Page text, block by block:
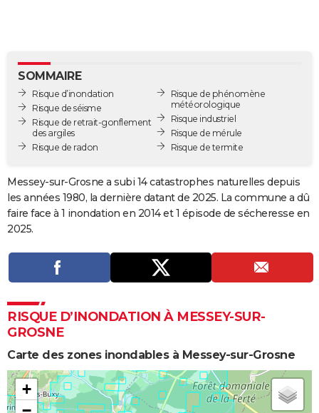
BONS PLANS
CARTE DE VOEUX
Carte de Noël
Carte Bonne année
Carte Saint-Valentin
Carte Pâques
Carte d'anniversaire
DICTIONNAIRE
COPAINS D'AVANT
S'inscrire
Se connecter
Lycées
Collèges
Primaires
Universités
Entreprises
Service militaire
Avis de recherche
AVIS DE DÉCÈS
SOMMAIRE
Risque d’inondation
Risque de séisme
Risque de retrait-gonflement
des argiles
Risque de radon
Risque de phénomène
météorologique
Risque industriel
Risque de mérule
Risque de termite
Messey-sur-Grosne a subi 14 catastrophes naturelles depuis
les années 1980, la dernière datant de 2025. La commune a dû
faire face à 1 inondation en 2014 et 1 épisode de sécheresse en
2025.
RISQUE D’INONDATION À MESSEY-SUR-
GROSNE
Carte des zones inondables à Messey-sur-Grosne
+